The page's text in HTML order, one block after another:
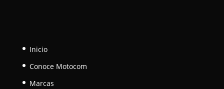
Inicio
Conoce Motocom
Marcas